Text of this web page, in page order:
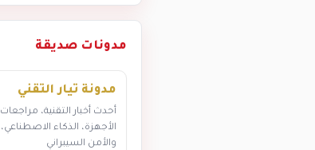
مدونات صديقة
مدونة تيار التقني
أحدث أخبار التقنية، مراجعات
الأجهزة، الذكاء الاصطناعي،
والأمن السيبراني